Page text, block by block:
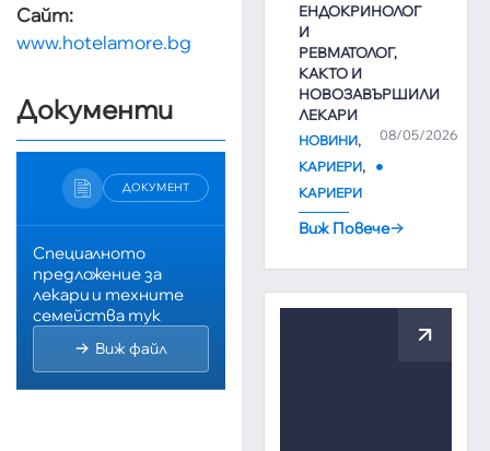
Сайт:
www.hotelamore.bg
Документи
Специалното
предложение за
лекари и техните
семейства тук
Виж файл
ДОКУМЕНТ
ЕНДОКРИНОЛОГ
И
РЕВМАТОЛОГ,
КАКТО И
НОВОЗАВЪРШИЛИ
ЛЕКАРИ
08/05/2026
НОВИНИ,
КАРИЕРИ,
КАРИЕРИ
Виж Повече